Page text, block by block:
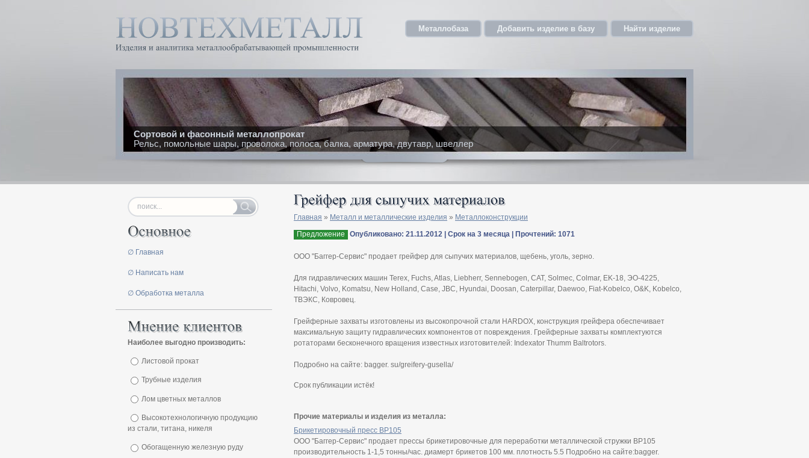
Металлобаза Добавить изделие в базу Найти изделие
Сортовой и фасонный металлопрокат
Рельс, помольные шары, проволока, полоса, балка, арматура, двутавр, швеллер
Главная » Металл и металлические изделия » Металлоконструкции
Предложение
Опубликовано: 21.11.2012 | Срок на 3 месяца | Прочтений: 1071
ООО "Баггер-Сервис" продает грейфер для сыпучих материалов, щебень, уголь, зерно.
Для гидравлических машин Terex, Fuchs, Atlas, Liebherr, Sennebogen, CAT, Solmec, Colmar, EK-18, ЭО-4225,
Hitachi, Volvo, Komatsu, New Holland, Case, JBC, Hyundai, Doosan, Caterpillar, Daewoo, Fiat-Kobelco, O&K, Kobelco,
ТВЭКС, Ковровец.
Грейферные захваты изготовлены из высокопрочной стали HARDOX, конструкция грейфера обеспечивает
максимальную защиту гидравлических компонентов от повреждения. Грейферные захваты комплектуются
ротаторами бесконечного вращения известных изготовителей: Indexator Thumm Baltrotors.
Подробно на сайте: bagger. su/greifery-gusella/
Срок публикации истёк!
Прочие материалы и изделия из металла:
Брикетировочный пресс BP105
ООО "Баггер-Сервис" продает прессы брикетировочные для переработки металлической стружки BP105
производительность 1-1,5 тонны/час. диамерт брикетов 100 мм. плотность 5.5 Подробно на сайте:bagger.
∅ Главная
∅ Написать нам
∅ Обработка металла
Наиболее выгодно производить:
Листовой прокат
Трубные изделия
Лом цветных металлов
Высокотехнологичную продукцию
из стали, титана, никеля
Обогащенную железную руду